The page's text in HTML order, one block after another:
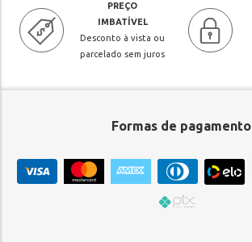
PREÇO
IMBATÍVEL
Desconto à vista ou
parcelado sem juros
Formas de pagamento